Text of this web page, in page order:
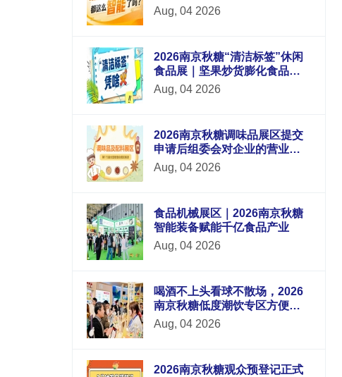
展示，2026南京秋糖9号馆循环
经济
Aug, 04 2026
2026南京秋糖“清洁标签”休闲
食品展｜坚果炒货膨化食品蜜
饯果干的纯净配方
Aug, 04 2026
2026南京秋糖调味品展区提交
申请后组委会对企业的营业执
照生产许可证产品检测报告等
材料进行审核
Aug, 04 2026
食品机械展区｜2026南京秋糖
智能装备赋能千亿食品产业
Aug, 04 2026
喝酒不上头看球不散场，2026
南京秋糖低度潮饮专区方便品
牌方与华东地区酒吧连锁便利
店电商平台采购商面对面洽谈
Aug, 04 2026
2026南京秋糖观众预登记正式